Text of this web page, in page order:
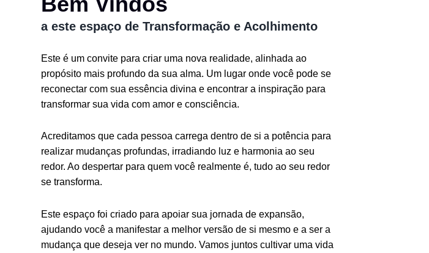
a este espaço de Transformação e Acolhimento
Este é um convite para criar uma nova realidade, alinhada ao
propósito mais profundo da sua alma. Um lugar onde você pode se
reconectar com sua essência divina e encontrar a inspiração para
transformar sua vida com amor e consciência.
Acreditamos que cada pessoa carrega dentro de si a potência para
realizar mudanças profundas, irradiando luz e harmonia ao seu
redor. Ao despertar para quem você realmente é, tudo ao seu redor
se transforma.
Este espaço foi criado para apoiar sua jornada de expansão,
ajudando você a manifestar a melhor versão de si mesmo e a ser a
mudança que deseja ver no mundo. Vamos juntos cultivar uma vida